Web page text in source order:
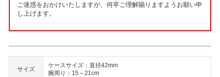
ご迷惑をおかけいたしますが、何卒ご理解賜りますようお願い申
し上げます。
サイズ
ケースサイズ：直径42mm
腕周り：15～21cm